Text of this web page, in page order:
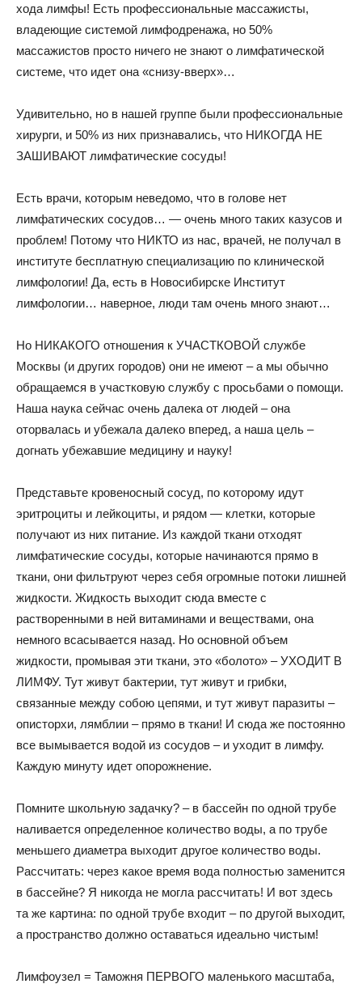
хода лимфы! Есть профессиональные массажисты,
владеющие системой лимфодренажа, но 50%
массажистов просто ничего не знают о лимфатической
системе, что идет она «снизу-вверх»…
Удивительно, но в нашей группе были профессиональные
хирурги, и 50% из них признавались, что НИКОГДА НЕ
ЗАШИВАЮТ лимфатические сосуды!
Есть врачи, которым неведомо, что в голове нет
лимфатических сосудов… — очень много таких казусов и
проблем! Потому что НИКТО из нас, врачей, не получал в
институте бесплатную специализацию по клинической
лимфологии! Да, есть в Новосибирске Институт
лимфологии… наверное, люди там очень много знают…
Но НИКАКОГО отношения к УЧАСТКОВОЙ службе
Москвы (и других городов) они не имеют – а мы обычно
обращаемся в участковую службу с просьбами о помощи.
Наша наука сейчас очень далека от людей – она
оторвалась и убежала далеко вперед, а наша цель –
догнать убежавшие медицину и науку!
Представьте кровеносный сосуд, по которому идут
эритроциты и лейкоциты, и рядом — клетки, которые
получают из них питание. Из каждой ткани отходят
лимфатические сосуды, которые начинаются прямо в
ткани, они фильтруют через себя огромные потоки лишней
жидкости. Жидкость выходит сюда вместе с
растворенными в ней витаминами и веществами, она
немного всасывается назад. Но основной объем
жидкости, промывая эти ткани, это «болото» – УХОДИТ В
ЛИМФУ. Тут живут бактерии, тут живут и грибки,
связанные между собою цепями, и тут живут паразиты –
описторхи, лямблии – прямо в ткани! И сюда же постоянно
все вымывается водой из сосудов – и уходит в лимфу.
Каждую минуту идет опорожнение.
Помните школьную задачку? – в бассейн по одной трубе
наливается определенное количество воды, а по трубе
меньшего диаметра выходит другое количество воды.
Рассчитать: через какое время вода полностью заменится
в бассейне? Я никогда не могла рассчитать! И вот здесь
та же картина: по одной трубе входит – по другой выходит,
а пространство должно оставаться идеально чистым!
Лимфоузел = Таможня ПЕРВОГО маленького масштаба,